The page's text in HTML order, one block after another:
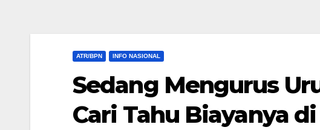
ATR/BPN INFO NASIONAL
Sedang Mengurus
Cari Tahu Biayanya